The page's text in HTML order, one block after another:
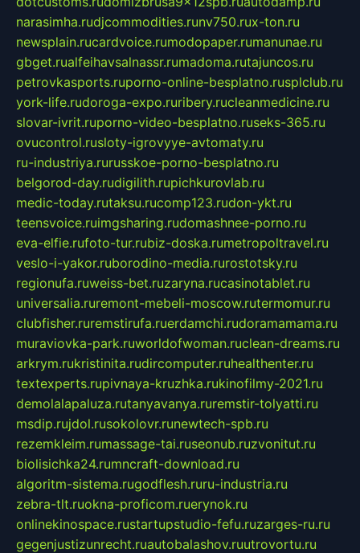
narasimha.rudjcommodities.runv750.rux-ton.ru
newsplain.rucardvoice.rumodopaper.rumanunae.ru
gbget.rualfeihavsalnassr.rumadoma.rutajuncos.ru
petrovkasports.ruporno-online-besplatno.rusplclub.ru
york-life.rudoroga-expo.ruribery.rucleanmedicine.ru
slovar-ivrit.ruporno-video-besplatno.ruseks-365.ru
ovucontrol.rusloty-igrovyye-avtomaty.ru
ru-industriya.rurusskoe-porno-besplatno.ru
belgorod-day.rudigilith.rupichkurovlab.ru
medic-today.rutaksu.rucomp123.rudon-ykt.ru
teensvoice.ruimgsharing.rudomashnee-porno.ru
eva-elfie.rufoto-tur.rubiz-doska.rumetropoltravel.ru
veslo-i-yakor.ruborodino-media.rurostotsky.ru
regionufa.ruweiss-bet.ruzaryna.rucasinotablet.ru
universalia.ruremont-mebeli-moscow.rutermomur.ru
clubfisher.ruremstirufa.ruerdamchi.rudoramamama.ru
muraviovka-park.ruworldofwoman.ruclean-dreams.ru
arkrym.rukristinita.rudircomputer.ruhealthenter.ru
textexperts.rupivnaya-kruzhka.rukinofilmy-2021.ru
demolalapaluza.rutanyavanya.ruremstir-tolyatti.ru
msdip.rujdol.rusokolovr.runewtech-spb.ru
rezemkleim.rumassage-tai.ruseonub.ruzvonitut.ru
biolisichka24.rumncraft-download.ru
algoritm-sistema.rugodflesh.ruru-industria.ru
zebra-tlt.ruokna-proficom.ruerynok.ru
onlinekinospace.rustartupstudio-fefu.ruzarges-ru.ru
gegenjustizunrecht.ruautobalashov.ruutrovortu.ru